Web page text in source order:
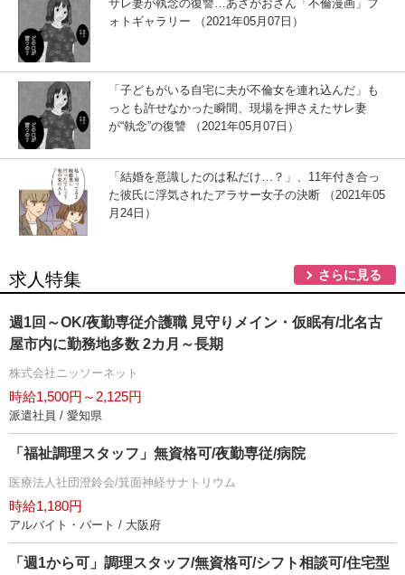
サレ妻が執念の復讐…あさがおさん「不倫漫画」フ
ォトギャラリー （2021年05月07日）
「子どもがいる自宅に夫が不倫女を連れ込んだ」も
っとも許せなかった瞬間、現場を押さえたサレ妻
が“執念”の復讐 （2021年05月07日）
「結婚を意識したのは私だけ…？」、11年付き合っ
た彼氏に浮気されたアラサー女子の決断 （2021年05
月24日）
求人特集 さらに見る
週1回～OK/夜勤専従介護職 見守りメイン・仮眠有/北名古
屋市内に勤務地多数 2カ月～長期
株式会社ニッソーネット
時給1,500円～2,125円
派遣社員 / 愛知県
「福祉調理スタッフ」無資格可/夜勤専従/病院
医療法人社団澄鈴会/箕面神経サナトリウム
時給1,180円
アルバイト・パート / 大阪府
「週1から可」調理スタッフ/無資格可/シフト相談可/住宅型